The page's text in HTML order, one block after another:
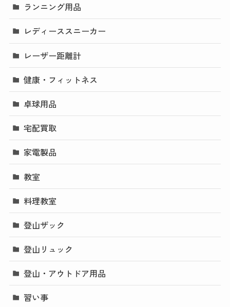
ランニング用品
レディーススニーカー
レーザー距離計
健康・フィットネス
卓球用品
宅配買取
家電製品
教室
料理教室
登山ザック
登山リュック
登山・アウトドア用品
習い事